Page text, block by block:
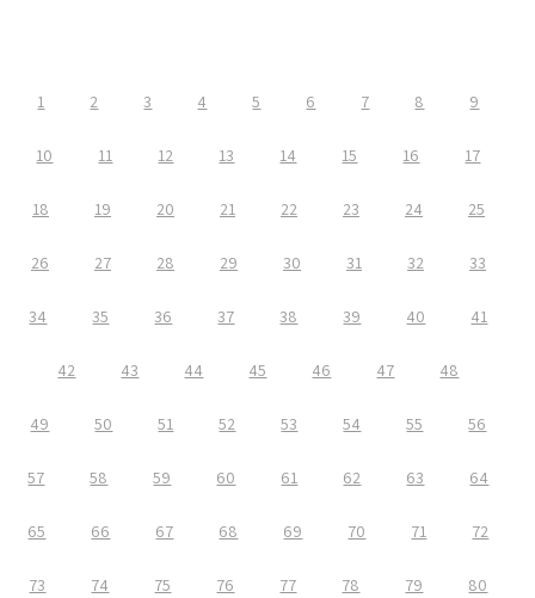
1 2 3 4 5 6 7 8 9
10 11 12 13 14 15 16 17
18 19 20 21 22 23 24 25
26 27 28 29 30 31 32 33
34 35 36 37 38 39 40 41
42 43 44 45 46 47 48
49 50 51 52 53 54 55 56
57 58 59 60 61 62 63 64
65 66 67 68 69 70 71 72
73 74 75 76 77 78 79 80